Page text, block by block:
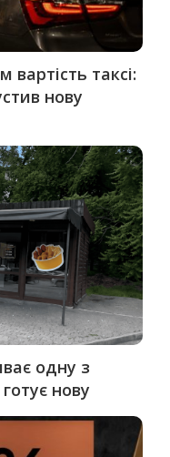
таксі:
нову
одну з
нову